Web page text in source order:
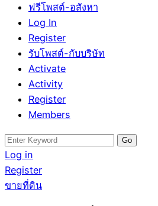
ฟรีโพสต์-อสังหา
Log In
Register
รับโพสต์-กับบริษัท
Activate
Activity
Register
Members
Search
for:
Log in
Register
ขายที่ดิน